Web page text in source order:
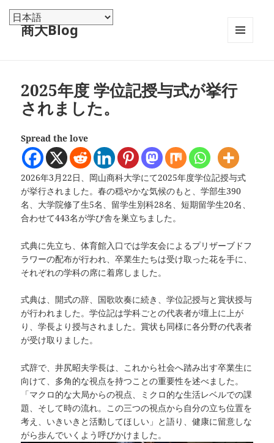
商大Blog
2025年度 学位記授与式が挙行
されました。
Spread the love
2026年3月22日、岡山商科大学にて2025年度学位記授与式
が挙行されました。春の穏やかな気候のもと、学部生390
名、大学院修了生5名、留学生別科28名、短期留学生20名、
合わせて443名が学び舎を巣立ちました。
式典に先立ち、体育館入口では学友会によるプリザーブドフ
ラワーの配布が行われ、卒業生たちは受け取った花を手に、
それぞれの学科の席に着席しました。
式典は、開式の辞、国歌吹奏に続き、学位記授与と賞状授与
が行われました。学位記は学科ごとの代表者が壇上に上が
り、学長より授与されました。賞状も同様に各分野の代表者
が受け取りました。
式辞で、井尻昭夫学長は、これから社会へ踏み出す卒業生に
向けて、多角的な視点を持つことの重要性を述べました。
「マクロ的な大局からの視点、ミクロ的な生活レベルでの課
題、そして時の流れ。この三つの視点から自分の立ち位置を
考え、いきいきと活動してほしい」と語り、健康に留意しな
がら歩んでいくよう呼びかけました。